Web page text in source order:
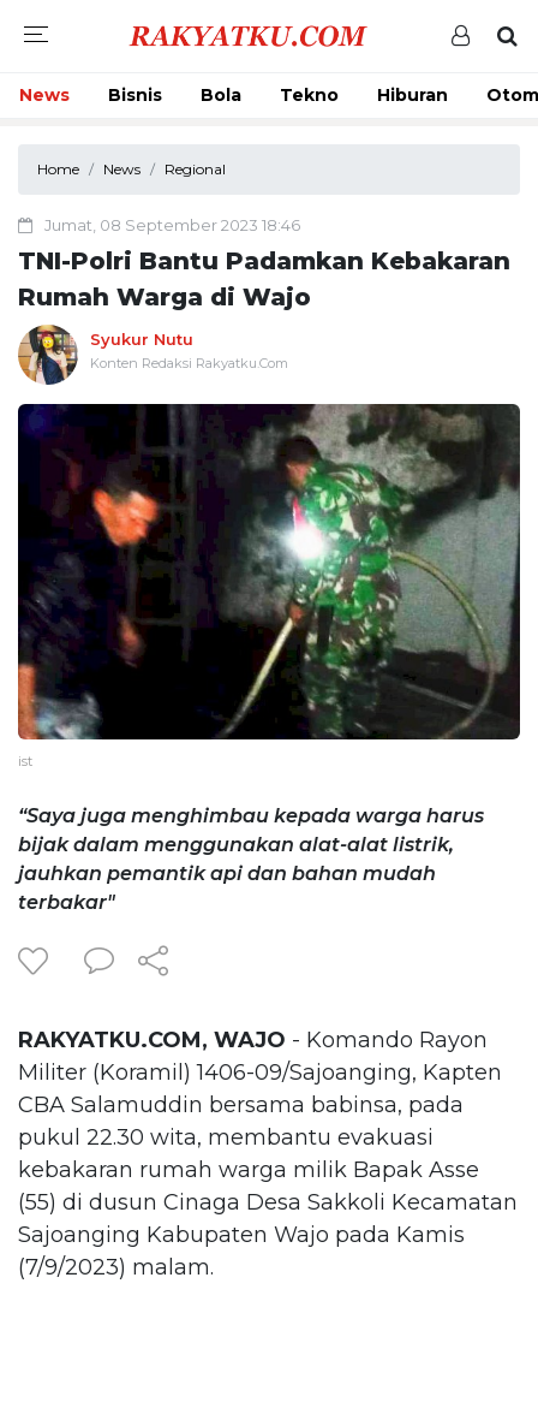
News Bisnis Bola Tekno Hiburan
Home News Regional
Jumat, 08 September 2023 18:46
TNI-Polri Bantu Padamkan Kebakaran
Rumah Warga di Wajo
Syukur Nutu
Konten Redaksi Rakyatku.Com
ist
“Saya juga menghimbau kepada warga harus
bijak dalam menggunakan alat-alat listrik,
jauhkan pemantik api dan bahan mudah
terbakar"
RAKYATKU.COM, WAJO - Komando Rayon
Militer (Koramil) 1406-09/Sajoanging, Kapten
CBA Salamuddin bersama babinsa, pada
pukul 22.30 wita, membantu evakuasi
kebakaran rumah warga milik Bapak Asse
(55) di dusun Cinaga Desa Sakkoli Kecamatan
Sajoanging Kabupaten Wajo pada Kamis
(7/9/2023) malam.